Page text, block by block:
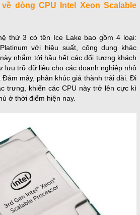
dòng CPU Intel Xeon Scalable
thứ 3 có tên Ice Lake bao gồm 4 loại:
với hiệu suất, công dụng khác
nhắm tới hầu hết các đối tượng khách
lưu trữ dữ liệu cho các doanh nghiệp nhỏ
mây, phân khúc giá thành trải dài. Đi
trưng, khiến các CPU này trở lên cực kì
ở thời điểm hiện nay.